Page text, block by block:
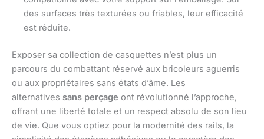
des surfaces très texturées ou friables, leur efficacité
est réduite.
Exposer sa collection de casquettes n’est plus un
parcours du combattant réservé aux bricoleurs aguerris
ou aux propriétaires sans états d’âme. Les
alternatives sans perçage ont révolutionné l’approche,
offrant une liberté totale et un respect absolu de son lieu
de vie. Que vous optiez pour la modernité des rails, la